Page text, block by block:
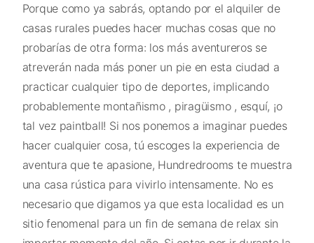
Porque como ya sabrás, optando por el alquiler de
casas rurales puedes hacer muchas cosas que no
probarías de otra forma: los más aventureros se
atreverán nada más poner un pie en esta ciudad a
practicar cualquier tipo de deportes, implicando
probablemente montañismo , piragüismo , esquí, ¡o
tal vez paintball! Si nos ponemos a imaginar puedes
hacer cualquier cosa, tú escoges la experiencia de
aventura que te apasione, Hundredrooms te muestra
una casa rústica para vivirlo intensamente. No es
necesario que digamos ya que esta localidad es un
sitio fenomenal para un fin de semana de relax sin